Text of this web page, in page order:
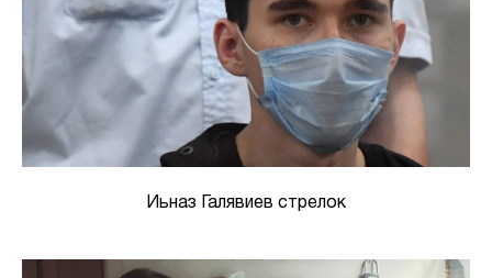
Иьназ Галявиев стрелок